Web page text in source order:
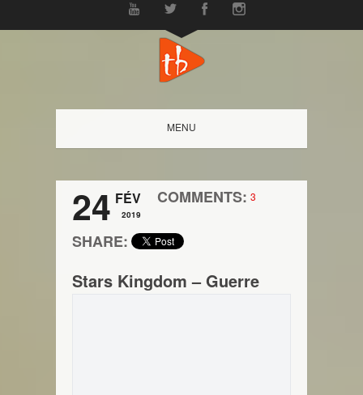
MENU
24 FÉV
2019
COMMENTS: 3
SHARE:
Stars Kingdom – Guerre